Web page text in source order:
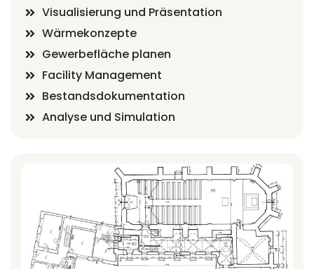
Visualisierung und Präsentation
Wärmekonzepte
Gewerbefläche planen
Facility Management
Bestandsdokumentation
Analyse und Simulation